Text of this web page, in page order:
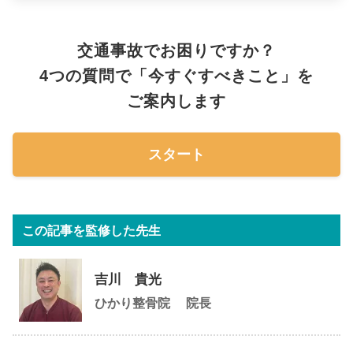
交通事故でお困りですか？
4つの質問で「今すぐすべきこと」を
ご案内します
スタート
この記事を監修した先生
吉川 貴光
ひかり整骨院
院長